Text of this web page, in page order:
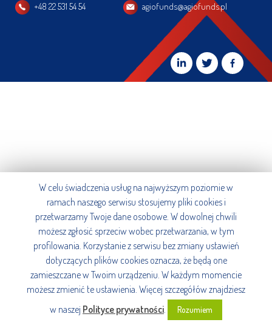
+48 22 531 54 54 agiofunds@agiofunds.pl
W celu świadczenia usług na najwyższym poziomie w
ramach naszego serwisu stosujemy pliki cookies i
przetwarzamy Twoje dane osobowe. W dowolnej chwili
możesz zgłosić sprzeciw wobec przetwarzania, w tym
profilowania. Korzystanie z serwisu bez zmiany ustawień
dotyczących plików cookies oznacza, że będą one
zamieszczane w Twoim urządzeniu. W każdym momencie
możesz zmienić te ustawienia. Więcej szczegółów znajdziesz
w naszej Polityce prywatności. Rozumiem